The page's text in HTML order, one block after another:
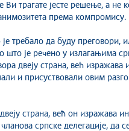
трагате јесте решење, а не
према компромису.
требало да буду преговори,
што је речено у излагањима
двеју страна, већ изражава
и присуствовали овим
страна, већ он изражава
српске делегације, да